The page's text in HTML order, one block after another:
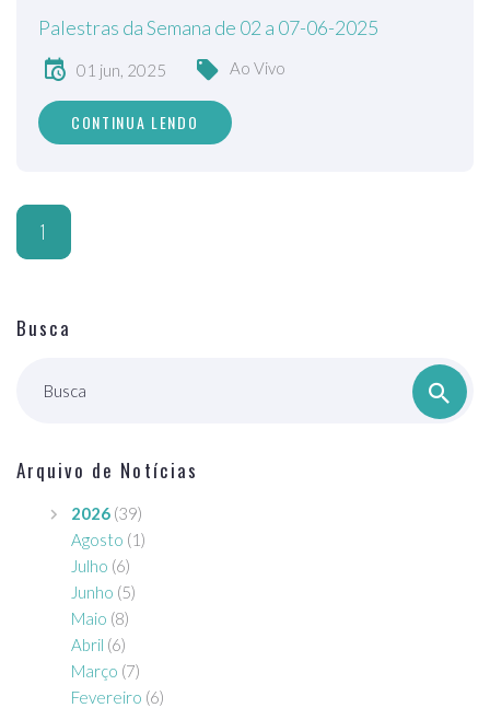
Palestras da Semana de 02 a 07-06-2025
01 jun, 2025 Ao Vivo
CONTINUA LENDO
1
Busca
Busca
Arquivo de Notícias
2026 (39)
Agosto (1)
Julho (6)
Junho (5)
Maio (8)
Abril (6)
Março (7)
Fevereiro (6)